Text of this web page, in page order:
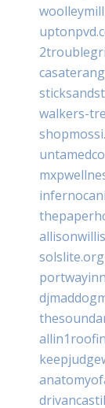
walkers-
solslite.org